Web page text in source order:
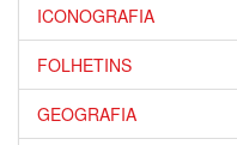
ICONOGRAFIA
FOLHETINS
GEOGRAFIA